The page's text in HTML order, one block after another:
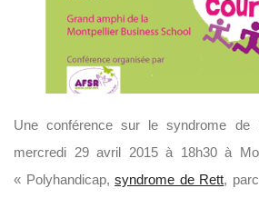
Une conférence sur le syndrome de
mercredi 29 avril 2015 à 18h30 à
« Polyhandicap,syndrome de Rett,